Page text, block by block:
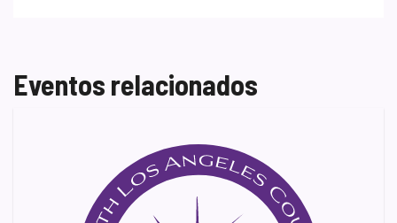
Eventos relacionados